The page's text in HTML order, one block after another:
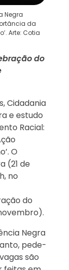
Negra
da
Arte: Cotia
do
Cidadania
e estudo
Racial:
O
(21 de
no
do
Negra
pede-
são